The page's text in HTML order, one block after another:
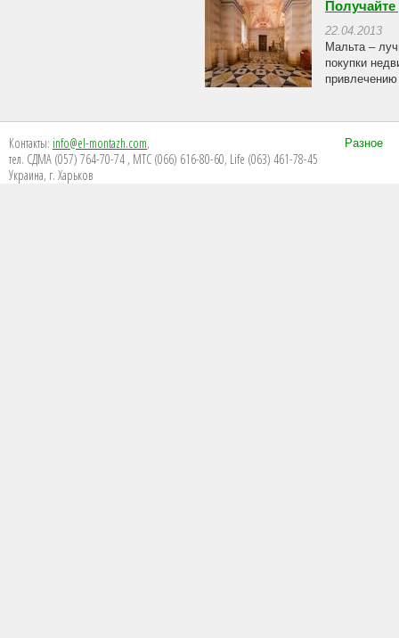
22.04.2013
Мальта –
покупки
Контакты: info@el-montazh.com,
тел. СДМА (057) 764-70-74 , МТС (066) 616-80-60, Life (063) 461-78-45
Украина, г. Харьков
Разное